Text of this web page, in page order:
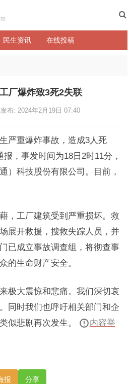
民生资讯 在线投稿
厂爆炸致3死2失联
发布: 2024年2月19日 07:40
严重爆炸事故，造成3人死
，事发时间为18日2时11分，
）科技股份有限公司。目前，
，工厂建筑受到严重损坏。救
展开救援，搜救失踪人员，并
已成立事故调查组，将彻查事
的生命财产安全。
极大震惊和悲痛。我们深切哀
同时我们也呼吁相关部门和企
似悲剧再次发生。
内容举
报 分享